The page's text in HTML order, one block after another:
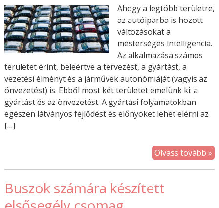
Ahogy a legtöbb területre,
az autóiparba is hozott
változásokat a
mesterséges intelligencia.
Az alkalmazása számos
területet érint, beleértve a tervezést, a gyártást, a
vezetési élményt és a járművek autonómiáját (vagyis az
önvezetést) is. Ebből most két területet emelünk ki: a
gyártást és az önvezetést. A gyártási folyamatokban
egészen látványos fejlődést és előnyöket lehet elérni az
[…]
Olvass tovább »
Buszok számára készített